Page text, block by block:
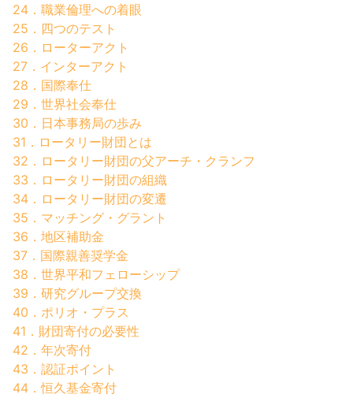
24．職業倫理への着眼
25．四つのテスト
26．ローターアクト
27．インターアクト
28．国際奉仕
29．世界社会奉仕
30．日本事務局の歩み
31．ロータリー財団とは
32．ロータリー財団の父アーチ・クランフ
33．ロータリー財団の組織
34．ロータリー財団の変遷
35．マッチング・グラント
36．地区補助金
37．国際親善奨学金
38．世界平和フェローシップ
39．研究グループ交換
40．ポリオ・プラス
41．財団寄付の必要性
42．年次寄付
43．認証ポイント
44．恒久基金寄付